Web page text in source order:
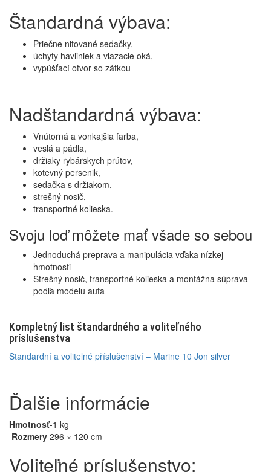
Štandardná výbava:
Priečne nitované sedačky,
úchyty havliniek a viazacie oká,
vypúšťací otvor so zátkou
Nadštandardná výbava:
Vnútorná a vonkajšia farba,
veslá a pádla,
držiaky rybárskych prútov,
kotevný persenik,
sedačka s držiakom,
strešný nosič,
transportné kolieska.
Svoju loď môžete mať všade so sebou
Jednoduchá preprava a manipulácia vďaka nízkej
hmotnosti
Strešný nosič, transportné kolieska a montážna súprava
podľa modelu auta
Kompletný list štandardného a voliteľného
príslušenstva
Standardní a volitelné příslušenství – Marine 10 Jon silver
Ďalšie informácie
Hmotnosť-1 kg
Rozmery 296 × 120 cm